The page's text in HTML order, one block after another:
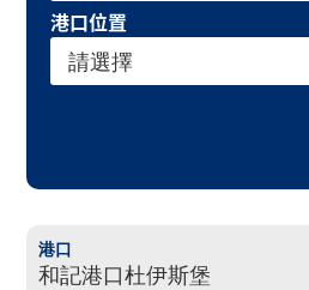
港口位置
請選擇
和記港口杜伊斯堡